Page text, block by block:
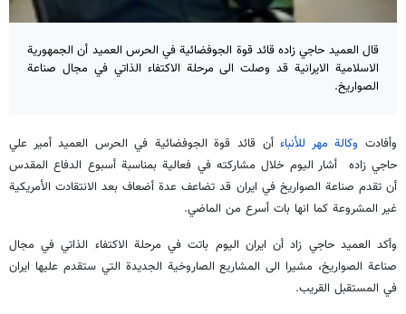
قال العميد حاجي زاده قائد قوة الجوفضائية في الحرس العميد أن الجمهورية
الاسلامية الايرانية قد وصلت الى مرحلة الاكتفاء الذاتي في مجال صناعة
الصواريخ.
وأفادت وكالة مهر للأنباءأن قائد قوة الجوفضائية في الحرس العميد أمير علي
حاجي زاده أشار اليوم خلال مشاركته في فعالية بمناسبة أسبوع الدفاع المقدس
أن تقدم صناعة الصواريخ في ايران قد تضاعف عدة أضعاف بعد الانتقادت الأمريكية
غير المشروعة كما انها بات أسرع من الماضي.
وأكد العميد حاجي زاد أن ايران اليوم باتت في مرحلة الاكتفاء الذاتي في مجال
صناعة الصواريخ، مشيرا الى المشاريع الصاروخية الجديدة التي ستقدم عليها ايران
في المستقبل القريب.